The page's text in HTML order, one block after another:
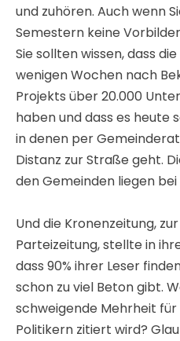
und zuhören. Auch wenn
Semestern keine
Sie sollten wissen, dass
wenigen Wochen nach
Projekts über 20.000
haben und dass es heute
in denen per
Distanz zur Straße geht.
den Gemeinden liegen bei
Und die Kronenzeitung,
Parteizeitung, stellte in
dass 90% ihrer Leser
schon zu viel Beton gibt.
schweigende Mehrheit
Politikern zitiert wird?